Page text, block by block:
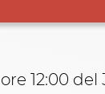
12:00 del